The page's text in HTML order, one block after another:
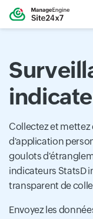
Collectez et
d'application
goulots
indicateurs StatsD
transparent de
Envoyez les